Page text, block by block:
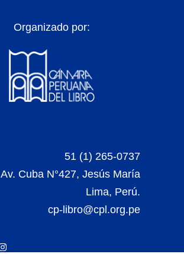
Organizado por:
51 (1) 265-0737
Av. Cuba N°427, Jesús María
Lima, Perú.
cp-libro@cpl.org.pe